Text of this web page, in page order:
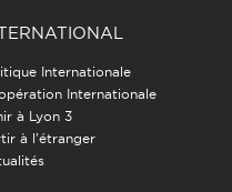
Internationale
Internationale
à Lyon 3
à l'étranger